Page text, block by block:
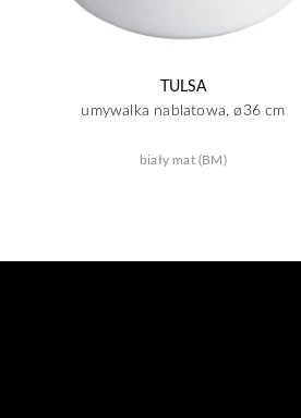
TULSA
umywalka nablatowa, ø36 cm
biały mat (BM)